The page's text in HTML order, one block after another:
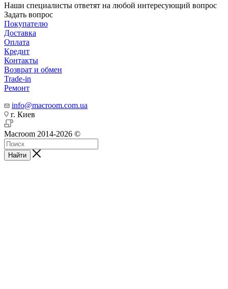
Наши специалисты ответят на любой интересующий вопрос
Задать вопрос
Покупателю
Доставка
Оплата
Кредит
Контакты
Возврат и обмен
Trade-in
Ремонт
info@macroom.com.ua
г. Киев
Macroom 2014-2026 ©
Найти